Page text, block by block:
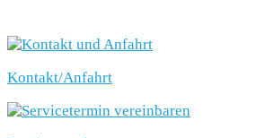
Kontakt/Anfahrt